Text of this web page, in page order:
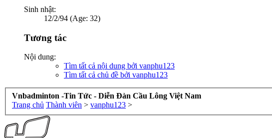
Sinh nhật:
12/2/94 (Age: 32)
Tương tác
Nội dung:
Tìm tất cả nội dung bởi vanphu123
Tìm tất cả chủ đề bởi vanphu123
Vnbadminton -Tin Tức - Diễn Đàn Cầu Lông Việt Nam
Trang chủ Thành viên > vanphu123 >